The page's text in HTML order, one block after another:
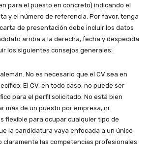
para el puesto en concreto) indicando el
y el número de referencia. Por favor, tenga
de presentación debe incluir los datos
arriba a la derecha, fecha y despedida
los siguientes consejos generales:
No es necesario que el CV sea en
El CV, en todo caso, no puede ser
para el perfil solicitado. No está bien
más de un puesto por empresa, ni
flexible para ocupar cualquier tipo de
la candidatura vaya enfocada a un único
claramente las competencias profesionales